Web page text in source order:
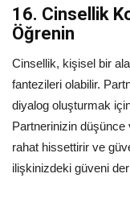
16. Cinsellik
Öğrenin
Cinsellik, kişisel bir
fantezileri olabilir.
diyalog oluşturmak için
Partnerinizin düşünce
rahat hissettirir ve
ilişkinizdeki güveni